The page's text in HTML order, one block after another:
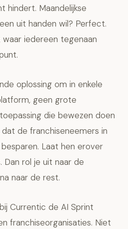
hindert. Maandelijkse
uit handen wil? Perfect.
iedereen tegenaan
oplossing om in enkele
geen grote
die bewezen doen
de franchiseneemers in
Laat hen erover
Dan rol je uit naar de
naar de rest.
Currentic de AI Sprint
franchiseorganisaties. Niet